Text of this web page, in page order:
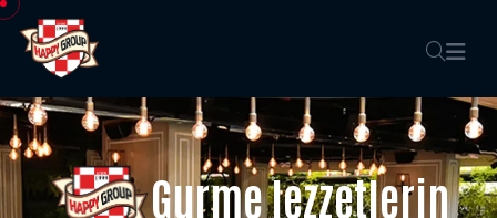
Gurme lezzetlerin